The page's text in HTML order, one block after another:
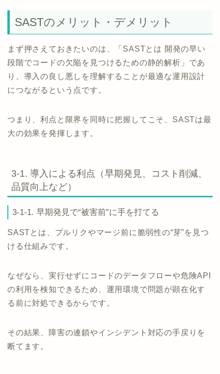
SASTのメリット・デメリット
まず押さえておきたいのは、「SASTとは 開発の早い
段階でコードの欠陥を見つけるための静的解析」であ
り、導入の良し悪しを理解することが最適な運用設計
につながるという点です。
つまり、利点と限界を同時に把握してこそ、SASTは最
大の効果を発揮します。
3-1. 導入による利点（早期発見、コスト削減、
品質向上など）
3-1-1. 早期発見で“被害前”に手を打てる
SASTとは、プルリクやマージ前に脆弱性の“芽”を見つ
ける仕組みです。
なぜなら、実行せずにコードのデータフローや危険API
の利用を検知できるため、運用環境で問題が顕在化す
る前に対処できるからです。
その結果、障害の連鎖やインシデント対応の手戻りを
断てます。